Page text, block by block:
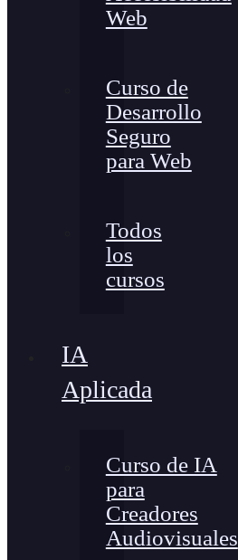
Web
Curso de
Desarrollo
Seguro
para Web
Todos
los
cursos
IA
Aplicada
Curso de IA
para
Creadores
Audiovisuales